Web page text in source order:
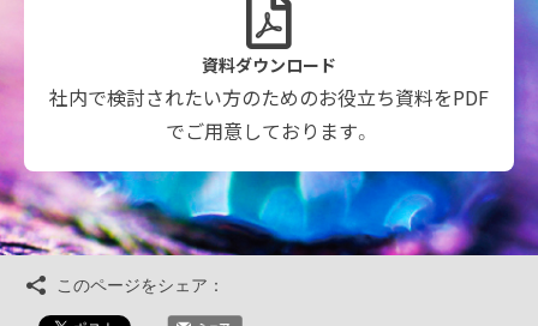
資料ダウンロード
社内で検討されたい方のためのお役立ち資料をPDF
でご用意しております。
このページをシェア：